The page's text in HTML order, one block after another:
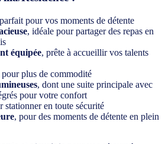
pour vos moments de détente
, idéale pour partager des repas en
équipée, prête à accueillir vos talents
pour plus de commodité
, dont une suite principale avec
pour votre confort
stationner en toute sécurité
, pour des moments de détente en plein